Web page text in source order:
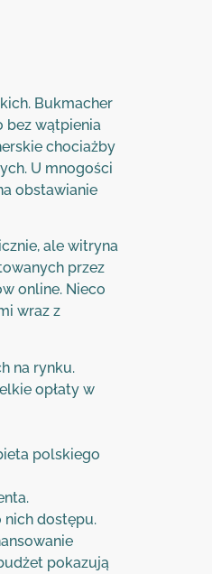
Bukmacher
bez wątpienia
chociażby
U mnogości
obstawianie
ale witryna
przez
online. Nieco
wraz z
na rynku.
opłaty w
polskiego
nich dostępu.
pokazują